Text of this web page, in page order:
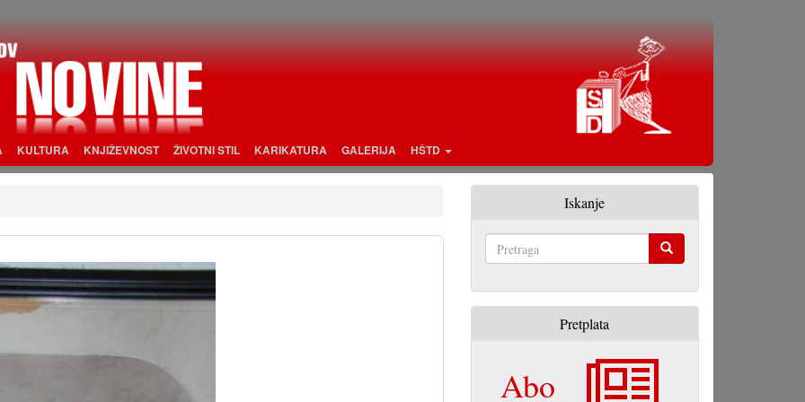
KULTURA KNJIŽEVNOST ŽIVOTNI STIL KARIKATURA GALERIJA HŠTD
Iskanje
Pretplata
Abo